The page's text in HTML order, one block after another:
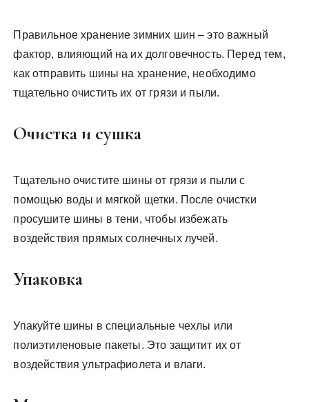
Правильное хранение зимних шин – это важный
фактор, влияющий на их долговечность. Перед тем,
как отправить шины на хранение, необходимо
тщательно очистить их от грязи и пыли.
Очистка и сушка
Тщательно очистите шины от грязи и пыли с
помощью воды и мягкой щетки. После очистки
просушите шины в тени, чтобы избежать
воздействия прямых солнечных лучей.
Упаковка
Упакуйте шины в специальные чехлы или
полиэтиленовые пакеты. Это защитит их от
воздействия ультрафиолета и влаги.